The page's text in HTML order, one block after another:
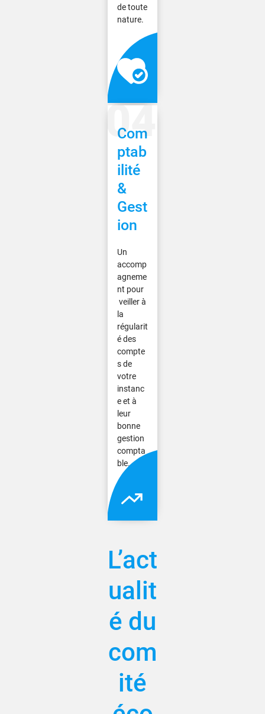
de toute
nature.
Com
ptab
ilité
&
Gest
ion
Un
accomp
agneme
nt pour
veiller à
la
régularit
é des
compte
s de
votre
instanc
e et à
leur
bonne
gestion
compta
ble.
L’act
ualit
é du
com
ité